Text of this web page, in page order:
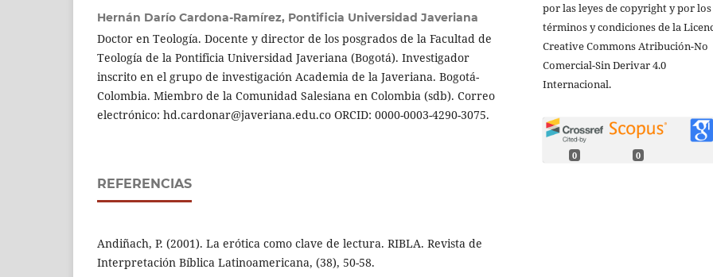
Hernán Darío Cardona-Ramírez, Pontificia Universidad Javeriana
Doctor en Teología. Docente y director de los posgrados de la Facultad de
Teología de la Pontificia Universidad Javeriana (Bogotá). Investigador
inscrito en el grupo de investigación Academia de la Javeriana. Bogotá-
Colombia. Miembro de la Comunidad Salesiana en Colombia (sdb). Correo
electrónico: hd.cardonar@javeriana.edu.co ORCID: 0000-0003-4290-3075.
REFERENCIAS
Andiñach, P. (2001). La erótica como clave de lectura. RIBLA. Revista de
Interpretación Bíblica Latinoamericana, (38), 50-58.
por las leyes de copyright y por los
términos y condiciones de la
Creative Commons Atribución-No
Comercial-Sin Derivar 4.0
Internacional.
0 0